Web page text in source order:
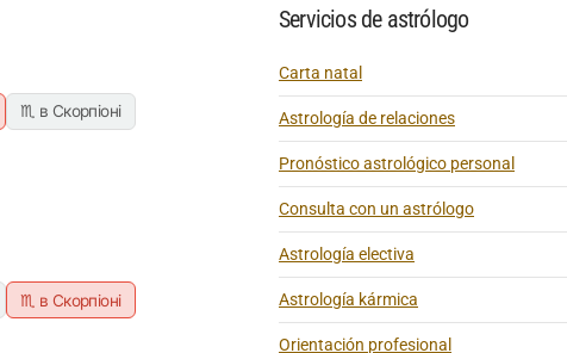
♏ в Скорпіоні
♏ в Скорпіоні
Servicios de astrólogo
Carta natal
Astrología de relaciones
Pronóstico astrológico personal
Consulta con un astrólogo
Astrología electiva
Astrología kármica
Orientación profesional